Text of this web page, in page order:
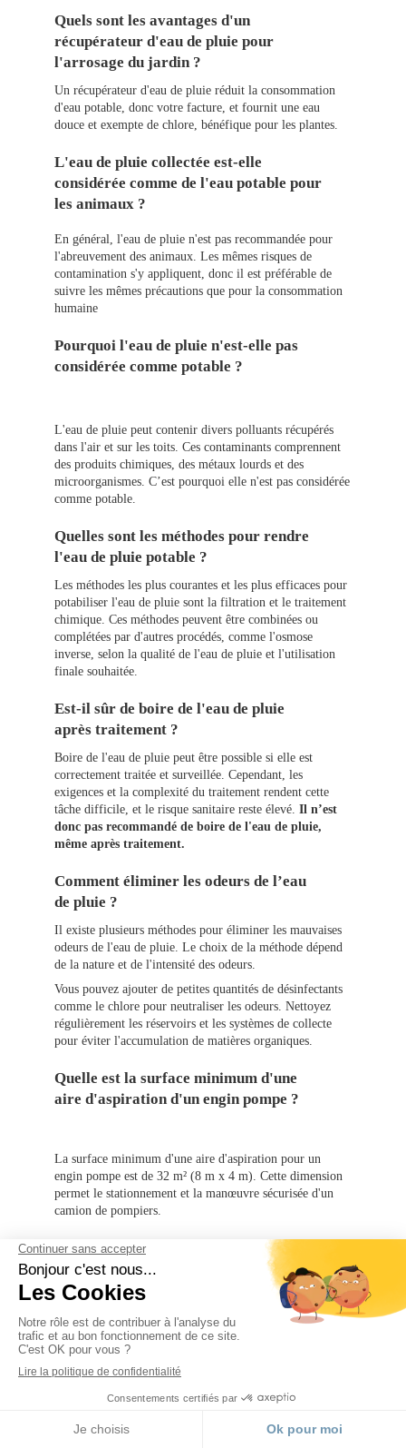
Appeler Localisation
Quels sont les avantages d'un
récupérateur d'eau de pluie pour
l'arrosage du jardin ?
Un récupérateur d'eau de pluie réduit la consommation
d'eau potable, donc votre facture, et fournit une eau
douce et exempte de chlore, bénéfique pour les plantes.
L'eau de pluie collectée est-elle
considérée comme de l'eau potable pour
les animaux ?
En général, l'eau de pluie n'est pas recommandée pour
l'abreuvement des animaux. Les mêmes risques de
contamination s'y appliquent, donc il est préférable de
suivre les mêmes précautions que pour la consommation
humaine
Pourquoi l'eau de pluie n'est-elle pas
considérée comme potable ?
L'eau de pluie peut contenir divers polluants récupérés
dans l'air et sur les toits. Ces contaminants comprennent
des produits chimiques, des métaux lourds et des
microorganismes. C’est pourquoi elle n'est pas considérée
comme potable.
Quelles sont les méthodes pour rendre
l'eau de pluie potable ?
Les méthodes les plus courantes et les plus efficaces pour
potabiliser l'eau de pluie sont la filtration et le traitement
chimique. Ces méthodes peuvent être combinées ou
complétées par d'autres procédés, comme l'osmose
inverse, selon la qualité de l'eau de pluie et l'utilisation
finale souhaitée.
Est-il sûr de boire de l'eau de pluie
après traitement ?
Boire de l'eau de pluie peut être possible si elle est
correctement traitée et surveillée. Cependant, les
exigences et la complexité du traitement rendent cette
tâche difficile, et le risque sanitaire reste élevé. Il n’est
donc pas recommandé de boire de l'eau de pluie,
même après traitement.
Comment éliminer les odeurs de l’eau
de pluie ?
Il existe plusieurs méthodes pour éliminer les mauvaises
odeurs de l'eau de pluie. Le choix de la méthode dépend
de la nature et de l'intensité des odeurs.
Vous pouvez ajouter de petites quantités de désinfectants
comme le chlore pour neutraliser les odeurs. Nettoyez
régulièrement les réservoirs et les systèmes de collecte
pour éviter l'accumulation de matières organiques.
Quelle est la surface minimum d'une
aire d'aspiration d'un engin pompe ?
La surface minimum d'une aire d'aspiration pour un
engin pompe est de 32 m² (8 m x 4 m). Cette dimension
permet le stationnement et la manœuvre sécurisée d'un
camion de pompiers.
Qu'est-ce qu'un point d'aspiration ?
Un point d'aspiration est un endroit aménagé pour
permettre aux pompiers de puiser de l'eau à partir d'une
source naturelle (rivière, lac) ou artificielle (réservoir,
citerne) en cas d'incendie. Il comprend généralement une
aire d'aspiration et un dispositif permettant le
raccordement des tuyaux des pompiers.
Qu'est-ce qu'un point d'eau incendie ?